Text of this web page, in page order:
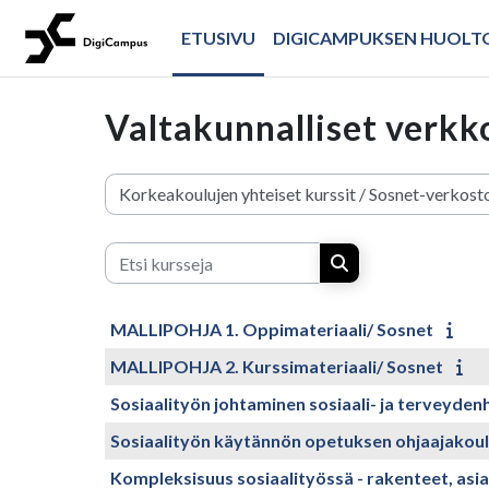
Siirry pääsisältöön
ETUSIVU
DIGICAMPUKSEN
Valtakunnalliset
Kurssikategoriat
Etsi kursseja
Etsi kursseja
MALLIPOHJA 1. Oppimateriaali/ Sosnet
MALLIPOHJA 2. Kurssimateriaali/ Sosnet
Sosiaalityön johtaminen sosiaali- ja
Sosiaalityön käytännön opetuksen
Kompleksisuus sosiaalityössä - rakenteet,